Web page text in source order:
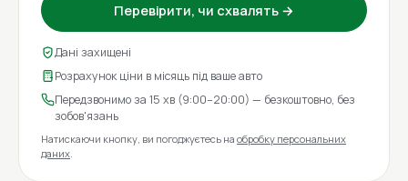
Перевірити, чи схвалять →
Дані захищені
Розрахунок ціни в місяць під ваше авто
Передзвонимо за 15 хв (9:00–20:00) — безкоштовно, без
зобов'язань
Натискаючи кнопку, ви погоджуєтесь на обробку персональних
даних.